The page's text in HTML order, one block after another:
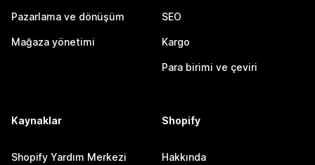
Pazarlama ve dönüşüm
Mağaza yönetimi
SEO
Kargo
Para birimi ve çeviri
Kaynaklar
Shopify Yardım Merkezi
Shopify
Hakkında